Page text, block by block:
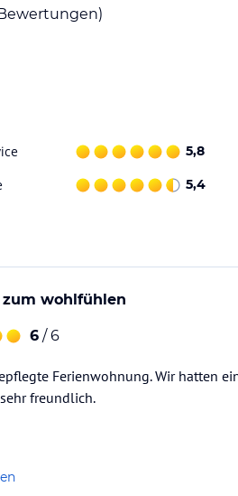
Alter Schulgarten gehört ein
steht. Die Steinbock-Ferienwohnungen
Wanderwege, Minigolf,
WLAN in jeder Wohnung
Alle Angaben ohne
die verbindlichen
5,8
5,4
wohlfühlen
6 / 6
Ferienwohnung. Wir hatten
freundlich.